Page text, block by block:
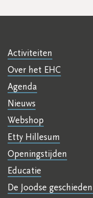
Activiteiten
Over het EHC
Agenda
Nieuws
Webshop
Etty Hillesum
Openingstijden
Educatie
De Joodse